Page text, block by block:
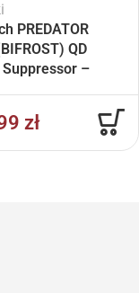
PREDATOR
QD
–
zł